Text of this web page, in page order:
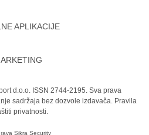
APLIKACIJE
d.o.o. ISSN 2744-2195. Sva prava
sadržaja bez dozvole izdavača. Pravila
privatnosti.
Sikra Security